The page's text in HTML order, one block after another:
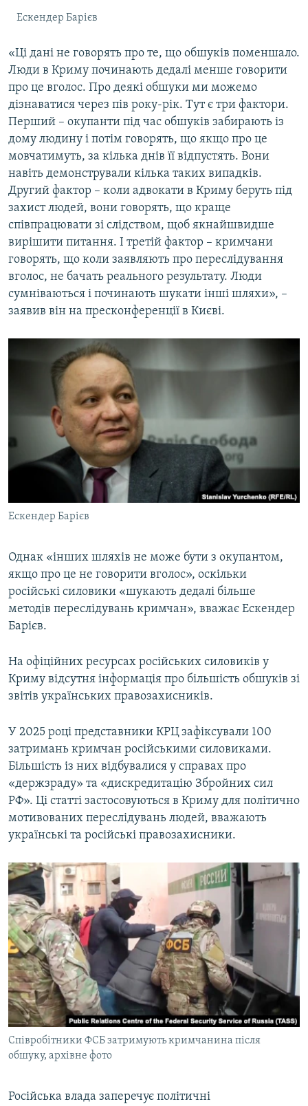
Ескендер Барієв
«Ці дані не говорять про те, що обшуків поменшало.
Люди в Криму починають дедалі менше говорити
про це вголос. Про деякі обшуки ми можемо
дізнаватися через пів року-рік. Тут є три фактори.
Перший – окупанти під час обшуків забирають із
дому людину і потім говорять, що якщо про це
мовчатимуть, за кілька днів її відпустять. Вони
навіть демонстрували кілька таких випадків.
Другий фактор – коли адвокати в Криму беруть під
захист людей, вони говорять, що краще
співпрацювати зі слідством, щоб якнайшвидше
вирішити питання. І третій фактор – кримчани
говорять, що коли заявляють про переслідування
вголос, не бачать реального результату. Люди
сумніваються і починають шукати інші шляхи», –
заявив він на пресконференції в Києві.
Ескендер Барієв
Однак «інших шляхів не може бути з окупантом,
якщо про це не говорити вголос», оскільки
російські силовики «шукають дедалі більше
методів переслідувань кримчан», вважає Ескендер
Барієв.
На офіційних ресурсах російських силовиків у
Криму відсутня інформація про більшість обшуків зі
звітів українських правозахисників.
У 2025 році представники КРЦ зафіксували 100
затримань кримчан російськими силовиками.
Більшість із них відбувалися у справах про
«держзраду» та «дискредитацію Збройних сил
РФ». Ці статті застосовуються в Криму для політично
мотивованих переслідувань людей, вважають
українські та російські правозахисники.
Співробітники ФСБ затримують кримчанина після
обшуку, архівне фото
Російська влада заперечує політичні